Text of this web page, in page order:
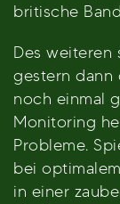
britische
Des weiteren
gestern dann
noch einmal
Monitoring
Probleme.
bei
in einer